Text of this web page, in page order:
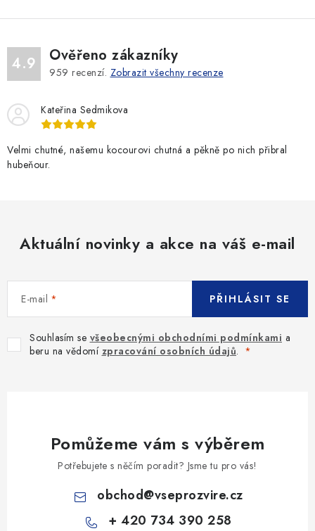
4.9 Ověřeno zákazníky
959 recenzí. Zobrazit všechny recenze
Kateřina Sedmikova
Velmi chutné, našemu kocourovi chutná a pěkně po nich přibral
hubeňour.
Aktuální novinky a akce na váš e-mail
E-mail
Souhlasím se všeobecnými obchodními podmínkami a
beru na vědomí zpracování osobních údajů.
PŘIHLÁSIT SE
Pomůžeme vám s výběrem
Potřebujete s něčím poradit? Jsme tu pro vás!
obchod@vseprozvire.cz
+ 420 734 390 258